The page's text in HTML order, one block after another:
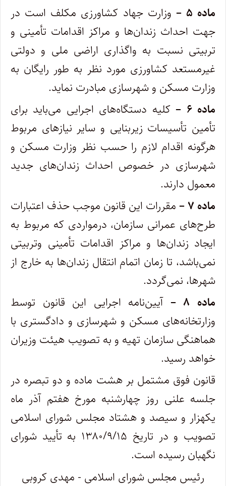
ماده ۵ –
وزارت جهاد کشاورزی مکلف است در
جهت احداث زندان‌ها و مراکز اقدامات تأمینی و
تربیتی نسبت به واگذاری اراضی ملی و دولتی
غیرمستعد کشاورزی مورد نظر به طور رایگان به
وزارت مسکن و شهرسازی مبادرت نماید.
ماده ۶ –
کلیه دستگاه‌های اجرایی می‌باید برای
تأمین تأسیسات زیربنایی و سایر نیازهای مربوط
هرگونه اقدام لازم را حسب نظر وزارت مسکن و
شهرسازی در خصوص احداث زندان‌های جدید
معمول دارند.
ماده ۷ –
مقررات این قانون موجب حذف اعتبارات
طرح‌های عمرانی سازمان، درمواردی که مربوط به
ایجاد زندان‌ها و مراکز اقدامات تأمینی و‌تربیتی
نمی‌باشد، تا زمان اتمام انتقال زندان‌ها به خارج از
شهرها، نمی‌گردد.
ماده ۸ –
آیین‌نامه اجرایی این قانون توسط
وزارتخانه‌های مسکن و شهرسازی و دادگستری با
هماهنگی سازمان تهیه و به تصویب هیئت وزیران‌
خواهد رسید.
قانون فوق مشتمل بر هشت ماده و دو تبصره در
جلسه علنی روز چهارشنبه مورخ هفتم آذر ماه
یکهزار و سیصد و هشتاد مجلس شورای اسلامی
تصویب و در تاریخ ۱۳۸۰/۹/۱۵ به تأیید شورای
نگهبان رسیده است.
رئیس مجلس شورای اسلامی -‌ مهدی کروبی